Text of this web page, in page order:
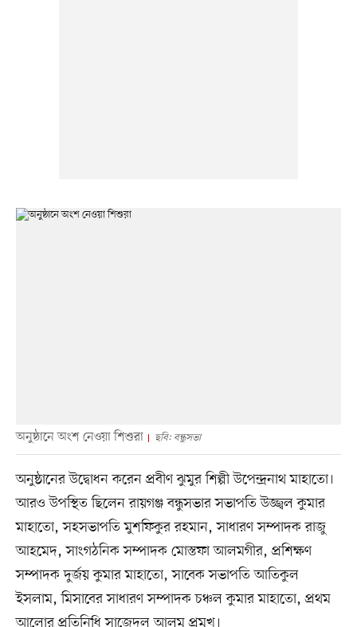
অনুষ্ঠানে অংশ নেওয়া শিশুরা ছবি: বন্ধুসভা
অনুষ্ঠানের উদ্বোধন করেন প্রবীণ ঝুমুর শিল্পী উপেন্দ্রনাথ মাহাতো।
আরও উপস্থিত ছিলেন রায়গঞ্জ বন্ধুসভার সভাপতি উজ্জ্বল কুমার
মাহাতো, সহসভাপতি মুশফিকুর রহমান, সাধারণ সম্পাদক রাজু
আহমেদ, সাংগঠনিক সম্পাদক মোস্তফা আলমগীর, প্রশিক্ষণ
সম্পাদক দুর্জয় কুমার মাহাতো, সাবেক সভাপতি আতিকুল
ইসলাম, মিসাবের সাধারণ সম্পাদক চঞ্চল কুমার মাহাতো, প্রথম